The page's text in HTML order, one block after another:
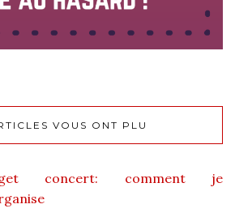
VOUS ONT PLU
concert: comment je